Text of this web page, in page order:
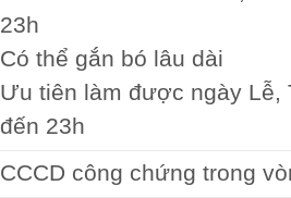
23h
Có thể gắn bó lâu dài
Ưu tiên làm được ngày Lễ,
đến 23h
CCCD công chứng trong